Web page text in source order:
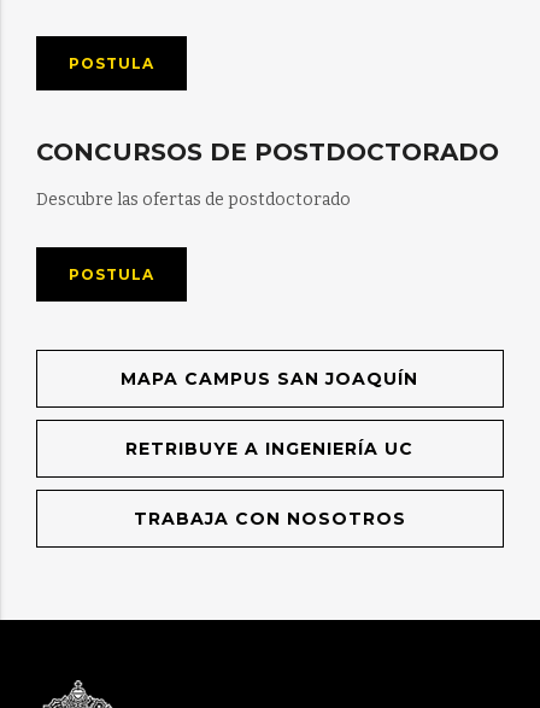
POSTULA
CONCURSOS DE POSTDOCTORADO
Descubre las ofertas de postdoctorado
POSTULA
MAPA CAMPUS SAN JOAQUÍN
RETRIBUYE A INGENIERÍA UC
TRABAJA CON NOSOTROS